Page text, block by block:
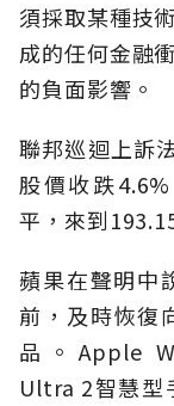
須採取某種技
成的任何金融
的負面影響。
聯邦巡迴上訴
股價收跌
平，來到
蘋果在聲明中
前，及時恢復
品。Apple
Ultra 2智慧型